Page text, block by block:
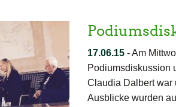
17.06.15-Am
Podiumsdiskussion
Claudia Dalbert war
Ausblicke wurden